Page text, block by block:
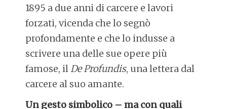
1895 a due anni di carcere e lavori
forzati, vicenda che lo segnò
profondamente e che lo indusse a
scrivere una delle sue opere più
famose, ilDe Profundis, una lettera dal
carcere al suo amante.
Un gesto simbolico – ma con quali